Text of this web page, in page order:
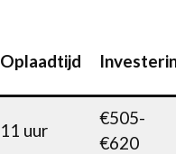
Oplaadtijd Investering
11 uur
€505-
€620